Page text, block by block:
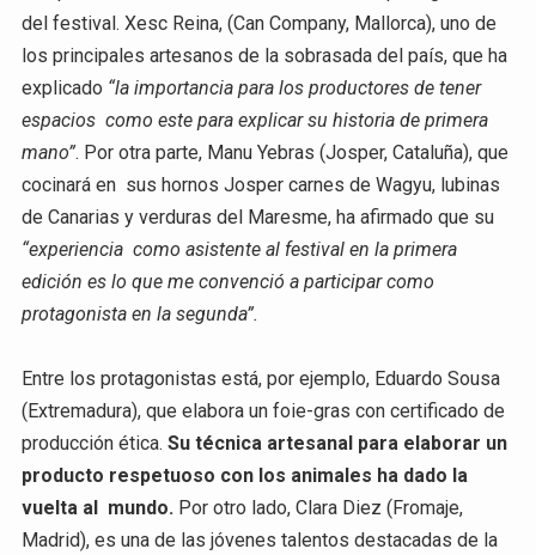
del festival. Xesc Reina, (Can Company, Mallorca), uno de
los principales artesanos de la sobrasada del país, que ha
explicado “la importancia para los productores de tener
espacios como este para explicar su historia de primera
mano”. Por otra parte, Manu Yebras (Josper, Cataluña), que
cocinará en sus hornos Josper carnes de Wagyu, lubinas
de Canarias y verduras del Maresme, ha afirmado que su
“experiencia como asistente al festival en la primera
edición es lo que me convenció a participar como
protagonista en la segunda”.
Entre los protagonistas está, por ejemplo, Eduardo Sousa
(Extremadura), que elabora un foie-gras con certificado de
producción ética. Su técnica artesanal para elaborar un
producto respetuoso con los animales ha dado la
vuelta al mundo.Por otro lado, Clara Diez (Fromaje,
Madrid), es una de las jóvenes talentos destacadas de la